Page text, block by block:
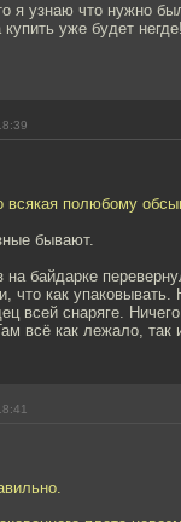
я узнаю что нужно
купить уже будет
всякая полюбому
бывают.
на байдарке
что как
всей снаряге.
всё как лежало, так